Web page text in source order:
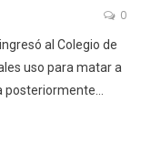
0
al Colegio de
uso para matar a
posteriormente